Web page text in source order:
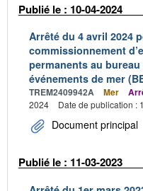
Publié le : 10-04-2024
Arrêté du 4 avril 2024
commissionnement
permanents au
événements de mer
TREM2409942A Mer
2024
Date de publication :
Document principal
Publié le : 11-03-2023